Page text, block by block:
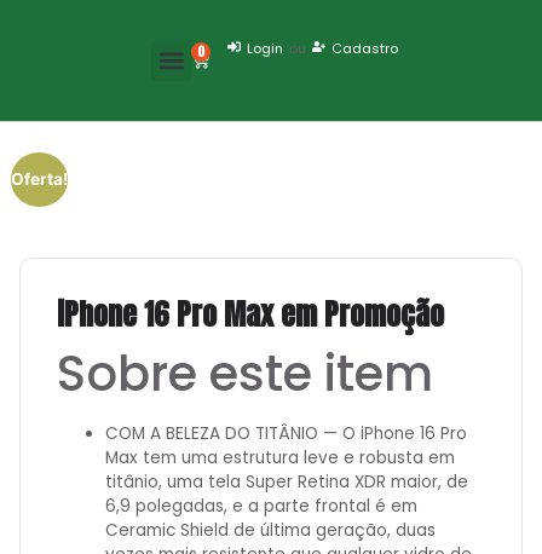
0 Login ou Cadastro
Oferta!
iPhone 16 Pro Max em Promoção
Sobre este item
COM A BELEZA DO TITÂNIO — O iPhone 16 Pro
Max tem uma estrutura leve e robusta em
titânio, uma tela Super Retina XDR maior, de
6,9 polegadas, e a parte frontal é em
Ceramic Shield de última geração, duas